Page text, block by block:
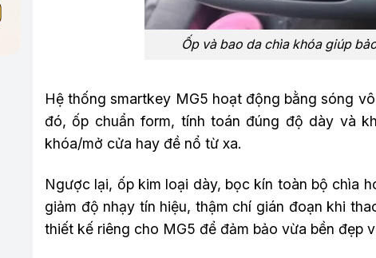
Ốp và bao da chìa khóa giúp
Hệ thống smartkey MG5 hoạt động bằng sóng
đó, ốp chuẩn form, tính toán đúng độ dày và
khóa/mở cửa hay đề nổ từ xa.
Ngược lại, ốp kim loại dày, bọc kín toàn bộ chìa
giảm độ nhạy tín hiệu, thậm chí gián đoạn khi
thiết kế riêng cho MG5 để đảm bảo vừa bền đẹp